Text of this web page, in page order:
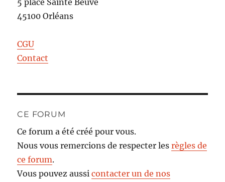
5 place Sainte Beuve
45100 Orléans
CGU
Contact
CE FORUM
Ce forum a été créé pour vous.
Nous vous remercions de respecter lesrègles de
ce forum.
Vous pouvez aussicontacter un de nos